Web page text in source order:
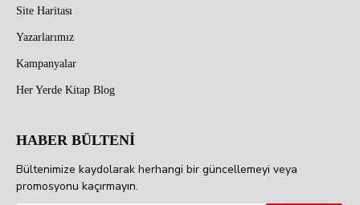
Site Haritası
Yazarlarımız
Kampanyalar
Her Yerde Kitap Blog
HABER BÜLTENİ
Bültenimize kaydolarak herhangi bir güncellemeyi veya
promosyonu kaçırmayın.